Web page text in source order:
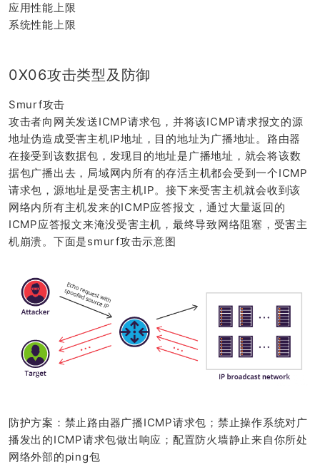
应用性能上限
系统性能上限
0X06攻击类型及防御
Smurf攻击
攻击者向网关发送ICMP请求包，并将该ICMP请求报文的源
地址伪造成受害主机IP地址，目的地址为广播地址。路由器
在接受到该数据包，发现目的地址是广播地址，就会将该数
据包广播出去，局域网内所有的存活主机都会受到一个ICMP
请求包，源地址是受害主机IP。接下来受害主机就会收到该
网络内所有主机发来的ICMP应答报文，通过大量返回的
ICMP应答报文来淹没受害主机，最终导致网络阻塞，受害主
机崩溃。下面是smurf攻击示意图
防护方案：禁止路由器广播ICMP请求包；禁止操作系统对广
播发出的ICMP请求包做出响应；配置防火墙静止来自你所处
网络外部的ping包